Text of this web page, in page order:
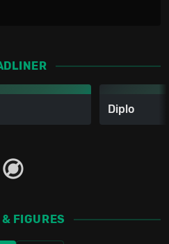
Diplo
FIGURES